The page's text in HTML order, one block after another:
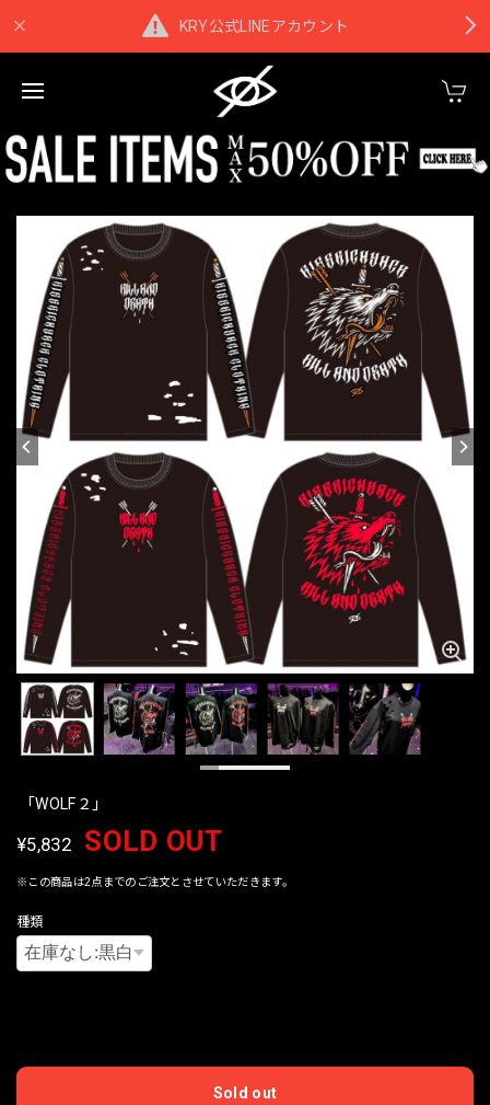
KRY公式LINEアカウント
「WOLF２」
¥5,832 SOLD OUT
※この商品は2点までのご注文とさせていただきます。
種類
Sold out